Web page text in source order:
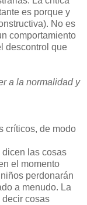
es porque y
No es
comportamiento
descontrol que
a la normalidad y
críticos, de modo
las cosas
el momento
perdonarán
a menudo. La
decir cosas